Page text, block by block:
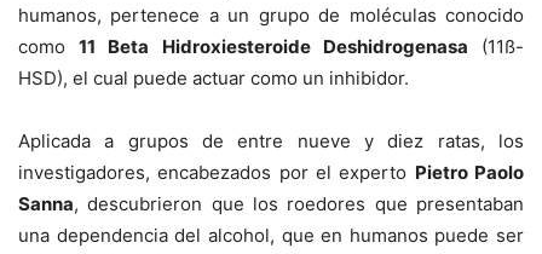
humanos, pertenece a un grupo de moléculas conocido
como11 Beta Hidroxiesteroide Deshidrogenasa (11ß-
HSD), el cual puede actuar como un inhibidor.
Aplicada a grupos de entre nueve y diez ratas, los
investigadores, encabezados por el experto Pietro Paolo
Sanna, descubrieron que los roedores que presentaban
una dependencia del alcohol, que en humanos puede ser